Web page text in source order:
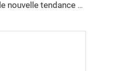
Fabrication professionnelle nouvelle tendance kit de suiveur solaire 1MW à un axe lourd en acier système de suivi solaire uniaxial découpe sur mesure